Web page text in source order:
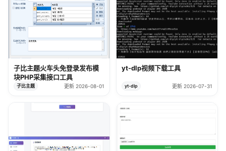
子比主题火车头免登录发布模
块PHP采集接口工具
子比主题 更新 2026-08-01
yt-dlp视频下载工具
yt-dlp 更新 2026-07-31